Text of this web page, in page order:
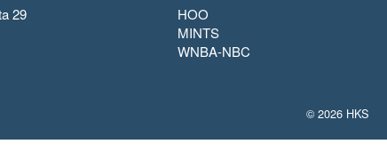
29
HOO
MINTS
WNBA-NBC
© 2026 HKS